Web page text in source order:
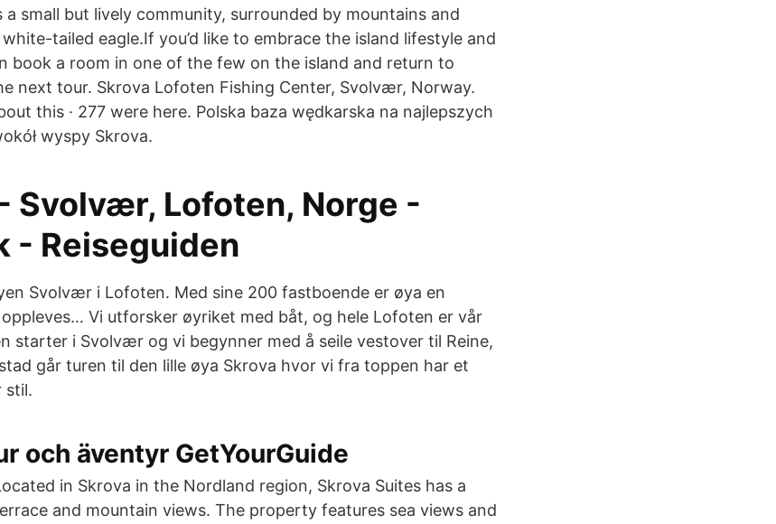
a small but lively community, surrounded by mountains and
tailed eagle.If you’d like to embrace the island lifestyle and
book a room in one of the few on the island and return to
next tour. Skrova Lofoten Fishing Center, Svolvær, Norway.
this · 277 were here. Polska baza wędkarska na najlepszych
wyspy Skrova.
Svolvær, Lofoten, Norge -
- Reiseguiden
Svolvær i Lofoten. Med sine 200 fastboende er øya en
oppleves… Vi utforsker øyriket med båt, og hele Lofoten er vår
starter i Svolvær og vi begynner med å seile vestover til Reine,
går turen til den lille øya Skrova hvor vi fra toppen har et
stil.
och äventyr GetYourGuide
in Skrova in the Nordland region, Skrova Suites has a
and mountain views. The property features sea views and